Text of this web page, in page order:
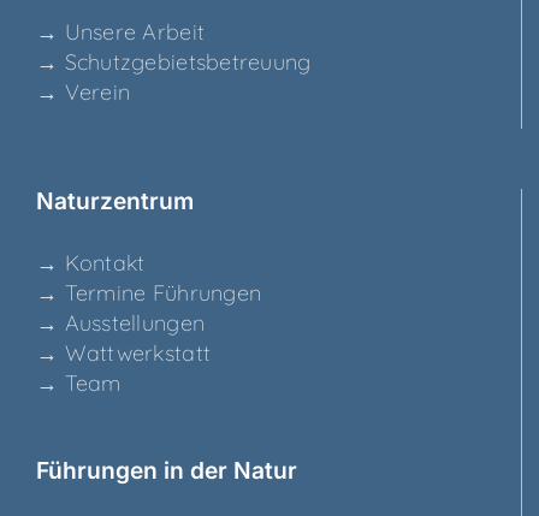
→ Unse­re Arbeit
→ Schutz­ge­biets­be­treu­ung
→ Ver­ein
Natur­zen­trum
→ Kon­takt
→ Ter­mi­ne Führungen
→ Aus­stel­lun­gen
→ Watt­werk­statt
→ Team
Füh­run­gen in der Natur